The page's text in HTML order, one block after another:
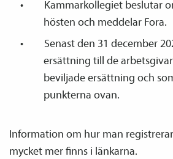
Kammarkollegiet beslutar
hösten och meddelar Fora.
Senast den 31 december
ersättning till de
beviljade ersättning och
punkterna ovan.
Information om hur man
mycket mer finns i länkarna.